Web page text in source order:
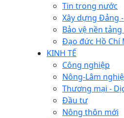
Tin trong nước
Xây dựng Đảng
Bảo vệ nền
Đạo đức Hồ Chí
KINH TẾ
Công nghiệp
Nông-Lâm
Thương mại -
Đầu tư
Nông thôn mới